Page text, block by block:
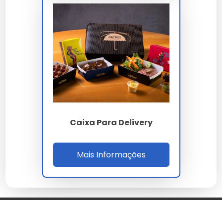
Caixa Para Delivery
Mais Informações